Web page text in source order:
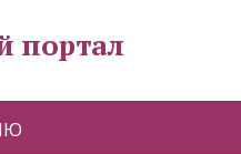
портал